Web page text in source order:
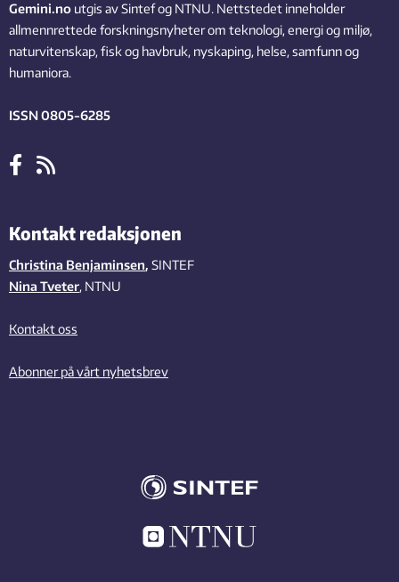
Gemini.no utgis av Sintef og NTNU. Nettstedet inneholder
allmennrettede forskningsnyheter om teknologi, energi og miljø,
naturvitenskap, fisk og havbruk, nyskaping, helse, samfunn og
humaniora.
ISSN 0805-6285
Kontakt redaksjonen
Christina Benjaminsen, SINTEF
Nina Tveter, NTNU
Kontakt oss
Abonner på vårt nyhetsbrev